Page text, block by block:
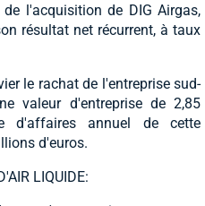
l'acquisition de DIG Airgas,
résultat net récurrent, à taux
le rachat de l'entreprise sud-
valeur d'entreprise de 2,85
d'affaires annuel de cette
d'euros.
LIQUIDE: